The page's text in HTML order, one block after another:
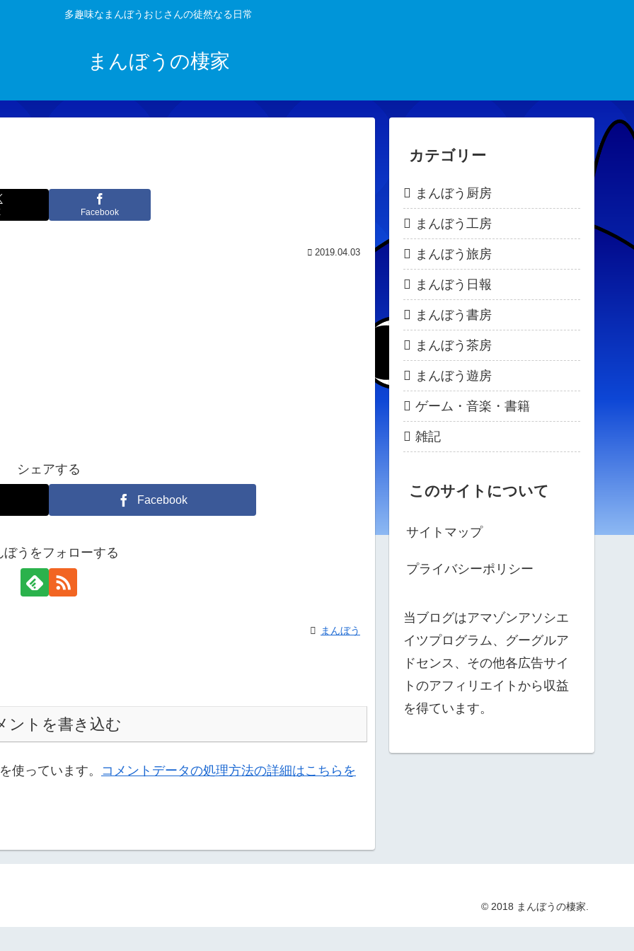
多趣味なまんぼうおじさんの徒然なる日常
まんぼうの棲家
Facebook
2019.04.03
シェアする
Facebook
ぼうをフォローする
まんぼう
ントを書き込む
使っています。 コメントデータの処理方法の詳細はこちらを
カテゴリー
まんぼう厨房
まんぼう工房
まんぼう旅房
まんぼう日報
まんぼう書房
まんぼう茶房
まんぼう遊房
ゲーム・音楽・書籍
雑記
このサイトについて
サイトマップ
プライバシーポリシー
当ブログはアマゾンアソシエ
イツプログラム、グーグルア
ドセンス、その他各広告サイ
トのアフィリエイトから収益
を得ています。
© 2018 まんぼうの棲家.